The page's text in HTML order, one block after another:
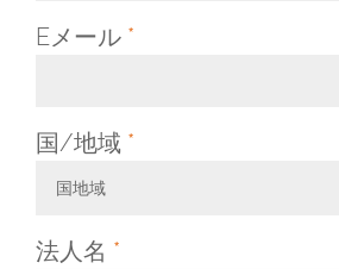
Eメール *
国/地域 *
国地域
法人名 *